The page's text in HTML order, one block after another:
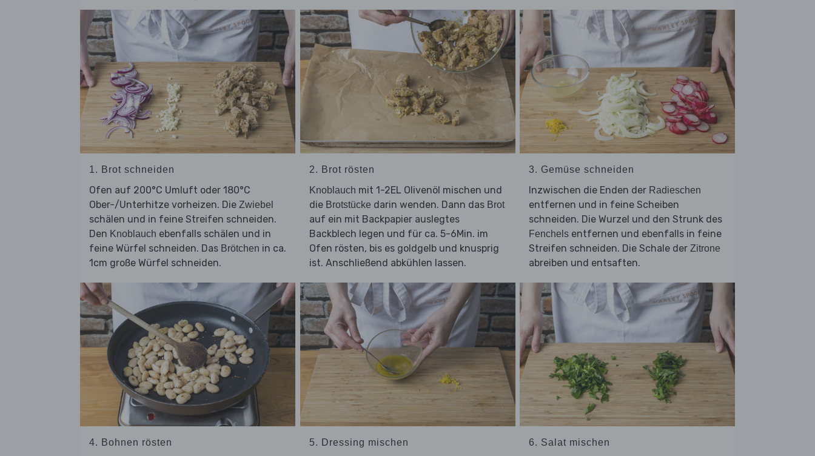
1. Brot schneiden
Ofen auf 200°C Umluft oder 180°C
Ober-/Unterhitze vorheizen. Die Zwiebel
schälen und in feine Streifen schneiden.
Den Knoblauch ebenfalls schälen und in
feine Würfel schneiden. Das Brötchen in ca.
1cm große Würfel schneiden.
2. Brot rösten
Knoblauch mit 1-2EL Olivenöl mischen und
die Brotstücke darin wenden. Dann das Brot
auf ein mit Backpapier auslegtes
Backblech legen und für ca. 5-6Min. im
Ofen rösten, bis es goldgelb und knusprig
ist. Anschließend abkühlen lassen.
3. Gemüse schneiden
Inzwischen die Enden der Radieschen
entfernen und in feine Scheiben
schneiden. Die Wurzel und den Strunk des
Fenchels entfernen und ebenfalls in feine
Streifen schneiden. Die Schale der Zitrone
abreiben und entsaften.
4. Bohnen rösten 5. Dressing mischen 6. Salat mischen